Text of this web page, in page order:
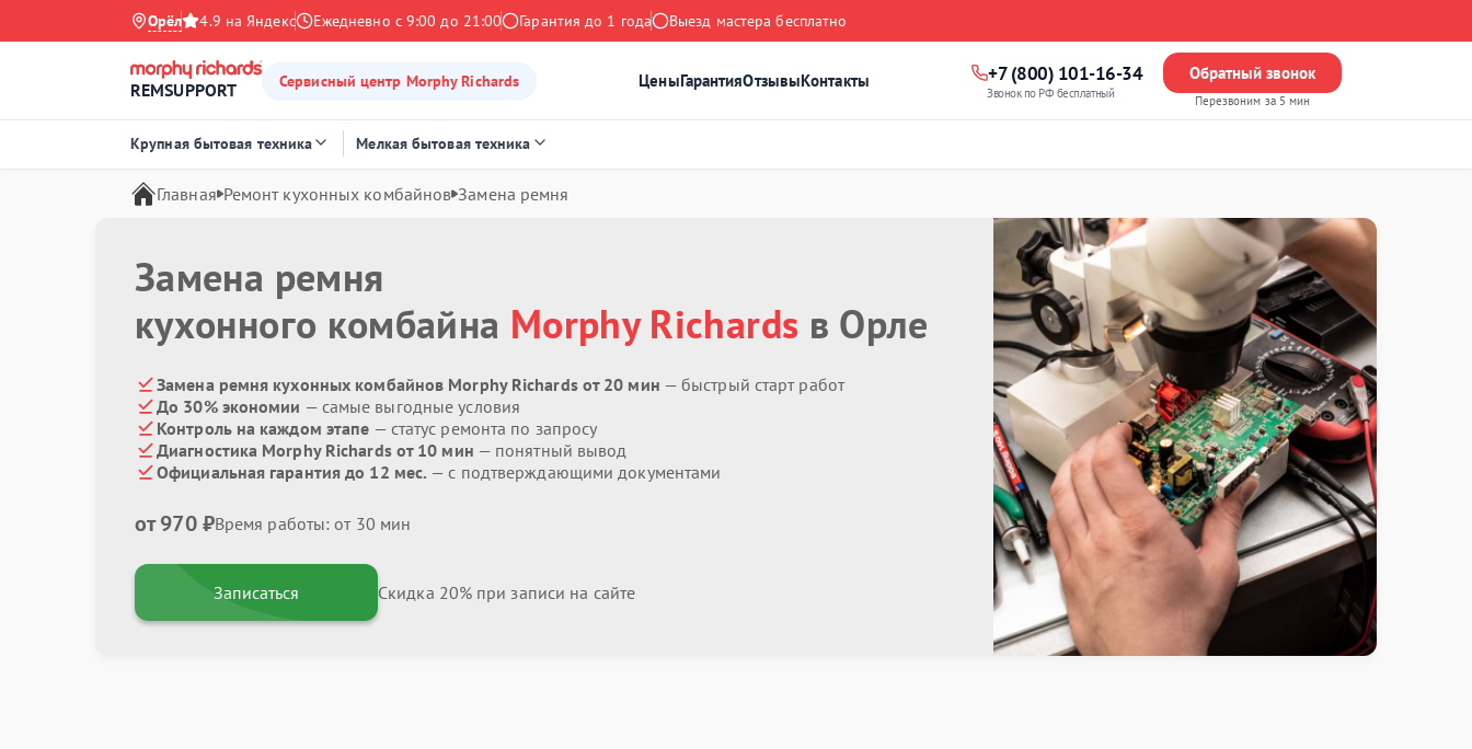
Орёл 4.9 на Яндекс Ежедневно с 9:00 до 21:00 Гарантия до 1 года Выезд мастера бесплатно
REMSUPPORT Сервисный центр Morphy Richards ЦеныГарантияОтзывыКонтакты +7 (800) 101-16-34
Звонок по РФ бесплатный
Обратный звонок
Перезвоним за 5 мин
Крупная бытовая техника Мелкая бытовая техника
Главная Ремонт кухонных комбайнов Замена ремня
Замена ремня
кухонного комбайна Morphy Richards в Орле
Замена ремня кухонных комбайнов Morphy Richards от 20 мин — быстрый старт работ
До 30% экономии — самые выгодные условия
Контроль на каждом этапе — статус ремонта по запросу
Диагностика Morphy Richards от 10 мин — понятный вывод
Официальная гарантия до 12 мес. — с подтверждающими документами
от 970 ₽Время работы: от 30 мин
Записаться Скидка 20% при записи на сайте